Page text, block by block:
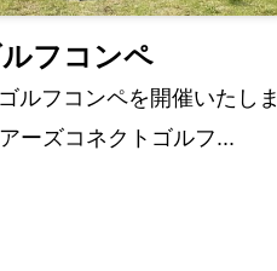
フコンペ
ルフコンペを開催いたしま
ーズコネクトゴルフ...